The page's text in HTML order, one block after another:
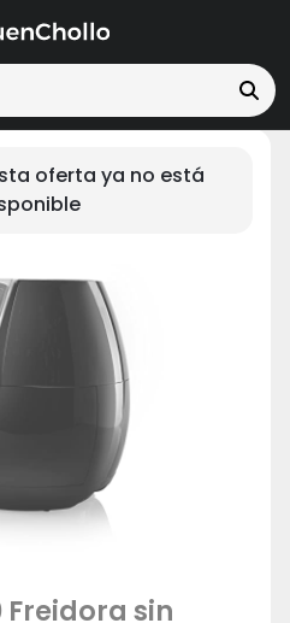
Freidora sin Aceite con Panel de
oferta ya no está
Freidora sin